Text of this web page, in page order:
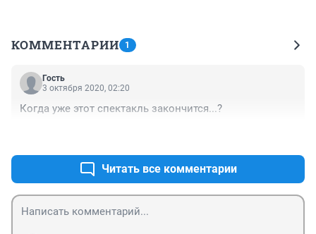
КОММЕНТАРИИ 1
Гость
3 октября 2020, 02:20
Когда уже этот спектакль закончится...?
Читать все комментарии